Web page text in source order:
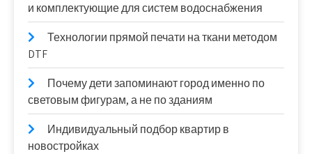
и комплектующие для систем водоснабжения
Технологии прямой печати на ткани методом
DTF
Почему дети запоминают город именно по
световым фигурам, а не по зданиям
Индивидуальный подбор квартир в
новостройках